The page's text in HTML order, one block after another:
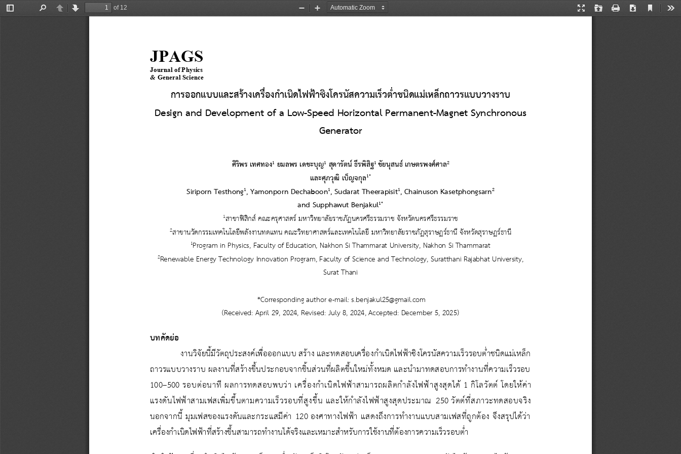
Toggle
PreviousNext
of 12
Presentation
Open Print Download
Current
Zoom
Zoom
JPAGS
Journal of Physics
& General Science
การออกแบบและสร้างเครื่องกําเนิดไฟฟ้าซิงโครนัสความเร็วต่ําชนิดแม่เหล็กถาวรแบบวางราบ
Design and Development of a Low-Speed Horizontal Permanent-Magnet Synchronous
Generator
ศิริพร เทศทอง1 ยมลพร เดชะบุญ1 สุดารัตน์ ธีรพิสิฐ1 ชัยนุสนธ์ เกษตรพงศ์ศาล2
และศุภวุฒิ เบ็ญจกุล1*
Siriporn Testhong1 Yamonporn Dechaboon1 Sudarat Theerapisit1 Chainuson Kasetphongsarn2
and Supphawut Benjakul1*
1สาขาฟิสิกส์ คณะครุศาสตร์ มหาวิทยาลัยราชภัฏนครศรีธรรมราช จังหวัดนครศรีธรรมราช
2สาขานวัตกรรมเทคโนโลยีพลังงานทดแทน คณะวิทยาศาสตร์และเทคโนโลยี มหาวิทยาลัยราชภัฏสุราษฏร์ธานี จังหวัดสุราษฏร์ธานี
1Program in Physics, Faculty of Education, Nakhon Si Thammarat University, Nakhon Si Thammarat
2Renewable Energy Technology Innovation Program Faculty of Science and Technology Suratthani Rajabhat University,
Surat Thani
*Corresponding author e-mail: s.benjakul25@gmail.com
(Received: April 29 2024 , Revised: July 8 , 2024 , Accepted: December 5 2025)
บทคัดย่อ
งานวิจัยนี้มีวัตถุประสงค์เพื่อออกแบบ สร้าง และทดสอบเครื่องกําเนิดไฟฟ้าซิงโครนัสความเร็วรอบต่ําชนิดแม่เหล็ก
ถาวรแบบวางราบ ผลงานที่สร้างขึ้นประกอบจากชิ้นส่วนที่ผลิตขึ้นใหม่ทั้งหมด และนํามาทดสอบการทํางานที่ความเร็วรอบ
100–500 รอบต่อนาที ผลการทดสอบพบว่า เครื่องกําเนิดไฟฟ้าสามารถผลิตกําลังไฟฟ้าสูงสุดได้ 1 กิโลวัตต์ โดยให้ค่า
แรงดันไฟฟ้าสามเฟสเพิ่มขึ้นตามความเร็วรอบที่สูงขึ้น และให้กําลังไฟฟ้าสูงสุดประมาณ 250 วัตต์ที่สภาวะทดสอบจริง
นอกจากนี้ มุมเฟสของแรงดันและกระแสมีค่า 120 องศาทางไฟฟ้า แสดงถึงการทํางานแบบสามเฟสที่ถูกต้อง จึงสรุปได้ว่า
เครื่องกําเนิดไฟฟ้าที่สร้างขึ้นสามารถทํางานได้จริงและเหมาะสําหรับการใช้งานที่ต้องการความเร็วรอบต่ํา